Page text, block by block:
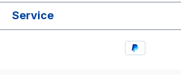
Service